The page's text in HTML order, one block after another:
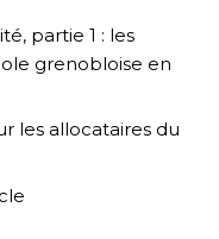
partie 1 : les
grenobloise en
les allocataires du